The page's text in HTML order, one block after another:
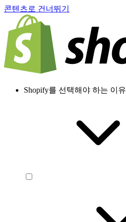
콘텐츠로 건너뛰기
Shopify를 선택해야 하는 이유